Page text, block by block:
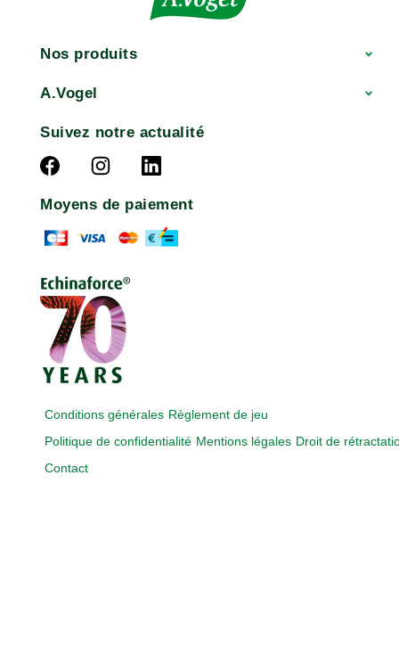
Nos produits
A.Vogel
Suivez notre actualité
Moyens de paiement
Conditions générales Règlement de jeu
Politique de confidentialité Mentions légales Droit de
Contact